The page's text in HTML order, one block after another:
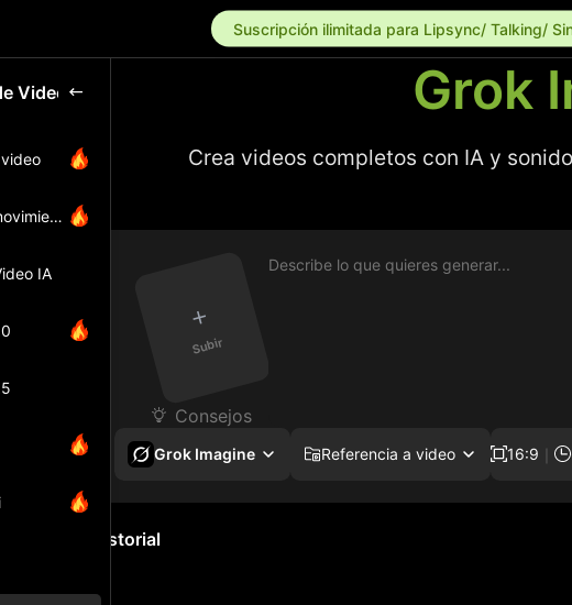
Suscripción ilimitada para Lipsync/ Talking/
Video
Control de movimiento
IA
Grok
Crea videos completos con IA y
+
Subir
Consejos
Grok Imagine Referencia a video 16:9 ｜
Historial